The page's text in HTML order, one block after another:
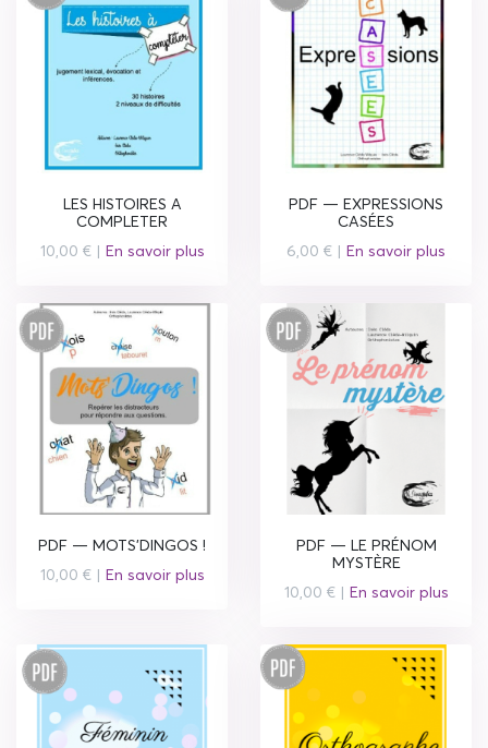
LES HISTOIRES A
COMPLETER
10,00 € | En savoir plus
PDF — EXPRESSIONS
CASÉES
6,00 € | En savoir plus
PDF — MOTS'DINGOS !
10,00 € | En savoir plus
PDF — LE PRÉNOM
MYSTÈRE
10,00 € | En savoir plus